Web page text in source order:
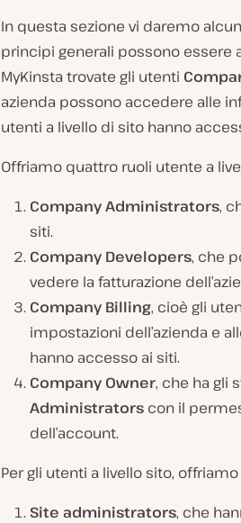
In questa sezione vi daremo
principi generali possono essere
MyKinsta trovate gli utenti
azienda possono accedere alle
utenti a livello di sito hanno
Offriamo quattro ruoli utente a
Company Administrators,
siti.
Company Developers, che
vedere la fatturazione
Company Billing, cioè gli
impostazioni dell’azienda e
hanno accesso ai siti.
Company Owner, che ha gli
Administrators con il
dell’account.
Per gli utenti a livello sito,
Site administrators, che